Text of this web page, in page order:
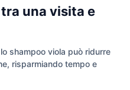
una visita e
shampoo viola può ridurre
risparmiando tempo e